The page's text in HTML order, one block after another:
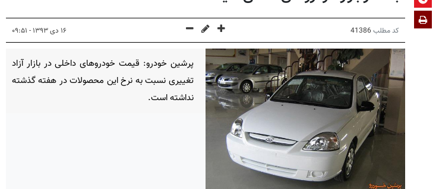
کد مطلب 41386 ۱۶ دی ۱۳۹۳ - ۰۹:۵۱
پرشین خودرو: قیمت خودروهای داخلی در بازار آزاد
تغییری نسبت به نرخ این محصولات در هفته گذشته
نداشته است.